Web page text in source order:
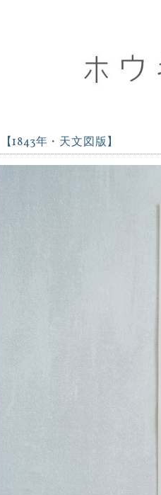
【1843年・天文図版】